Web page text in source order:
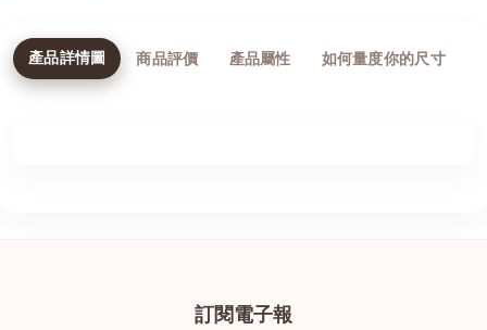
產品詳情圖 商品評價 產品屬性 如何量度你的尺寸
訂閱電子報